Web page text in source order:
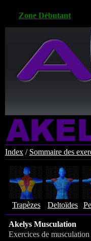
Zone Débutant
Index / Sommaire des
Trapèzes Deltoïdes
Akelys Musculation
Exercices de